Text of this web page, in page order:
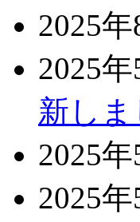
2025年
2025年
新しま
2025年
2025年